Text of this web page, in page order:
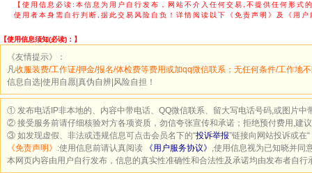
【使用信息必读:本信息为用户自行发布，网站不介入任何交易,不提供任何形
使用者本身需自行判断,据此交易风险自负！详情阅读以下《免责声明》及《用户
【使用信息须知(必读)：】
《友情提示》：
凡收服装费/工作证/押金/报名/体检费等费用或加qq微信联系；无任何条件/工作地
信息自选|使用自愿|真伪自辨|风险自担！
① 发布电话IP非本地的、内容中带电话、QQ微信联系、留大写电话号码,或图片中
② 接受服务前请仔细核验对方各项资质，勿信夸张宣传和承诺；拒绝预付费用,建
③ 如发现虚假、非法或违规信息可点击会员名下的“投诉举报”链接向网站投诉或在“
《免责声明》 :使用信息前请认真阅读 《用户服务协议》 ,使用信息视为已知晓并同
本网页内容由用户自行发布，信息的真实性准确性和合法性及承诺均由发布者自